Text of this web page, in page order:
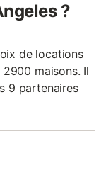
?
de locations
maisons. Il
9 partenaires